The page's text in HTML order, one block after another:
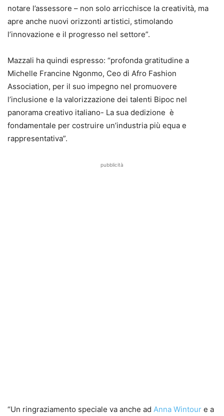
notare l’assessore – non solo arricchisce la creatività, ma
apre anche nuovi orizzonti artistici, stimolando
l’innovazione e il progresso nel settore”.
Mazzali ha quindi espresso: “profonda gratitudine a
Michelle Francine Ngonmo, Ceo di Afro Fashion
Association, per il suo impegno nel promuovere
l’inclusione e la valorizzazione dei talenti Bipoc nel
panorama creativo italiano- La sua dedizione è
fondamentale per costruire un’industria più equa e
rappresentativa”.
pubblicità
“Un ringraziamento speciale va anche ad Anna Wintour e a